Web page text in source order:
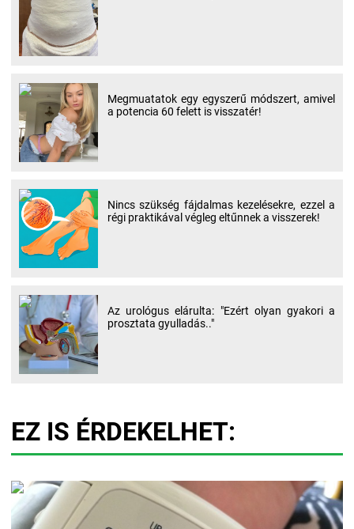
Megmuatatok egy egyszerű módszert, amivel
a potencia 60 felett is visszatér!
Nincs szükség fájdalmas kezelésekre, ezzel a
régi praktikával végleg eltűnnek a visszerek!
Az urológus elárulta: "Ezért olyan gyakori a
prosztata gyulladás.."
EZ IS ÉRDEKELHET: